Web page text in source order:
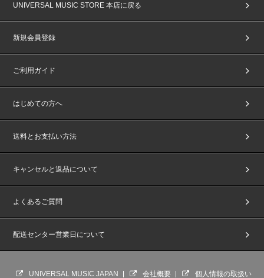
UNIVERSAL MUSIC STORE 本店に戻る
新規会員登録
ご利用ガイド
はじめての方へ
送料とお支払い方法
キャンセルと返品について
よくあるご質問
配送センター営業日について
UNIVERSAL MUSIC JAPAN 会社概要 個人情報の取扱い